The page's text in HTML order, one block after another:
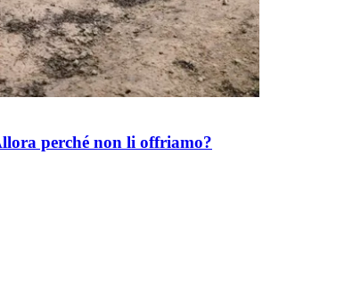
perché non li offriamo?